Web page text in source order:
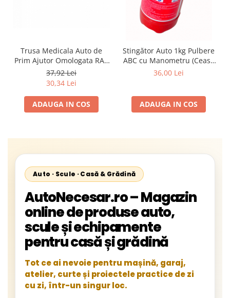
Trusa Medicala Auto de
Prim Ajutor Omologata RAR
si DIN, Valabilitate 5 Ani
(Productie Proaspata Aprilie
2026), Kit Complet ITP /
Control Politie
37,92 Lei
30,34 Lei
ADAUGA IN COS
Stingător Auto 1kg Pulbere
ABC cu Manometru (Ceas),
Tip P1 BETA-L, Fabricație
36,00 Lei
ADAUGA IN COS
Auto · Scule · Casă & Grădină
AutoNecesar.ro – Magazin
online de produse auto,
scule și echipamente
pentru casă și grădină
Tot ce ai nevoie pentru mașină, garaj,
atelier, curte și proiectele practice de zi
cu zi, într-un singur loc.